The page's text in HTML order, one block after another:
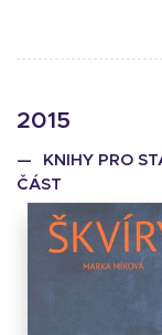
2015
KNIHY PRO
ČÁST